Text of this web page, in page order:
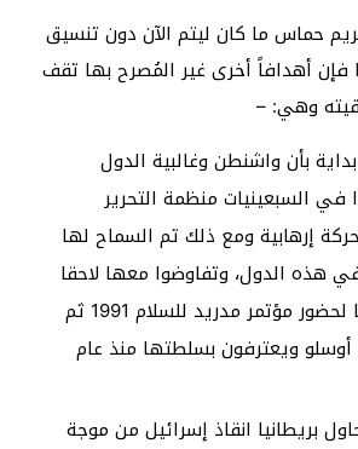
حماس ما كان ليتم الآن دون تنسيق
فإن أهدافاً أخرى غير المُصرح بها تقف
وهي: –
بأن واشنطن وغالبية الدول
في السبعينيات منظمة التحرير
إرهابية ومع ذلك تم السماح لها
هذه الدول، وتفاوضوا معها لاحقا
كما تم دعوتها لحضور مؤتمر مدريد للسلام 1991 ثم
أوسلو ويعترفون بسلطتها منذ عام
بريطانيا انقاذ إسرائيل من موجة